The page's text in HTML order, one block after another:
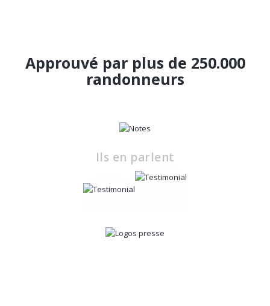
Approuvé par plus de 250.000
randonneurs
Ils en parlent